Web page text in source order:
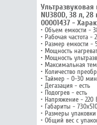
NU380D, 38 л, 28
00001437 -
• Объем емкости -
• Рабочая частота -
• Размер емкости -
• Мощность
• Мощность
• Максимальная
• Количество
• Таймер - 0-30 мин
• Дегазация - есть
• Подогрев - есть
• Напряжение - 220
• Габариты -
• Размеры
• Общий вес с